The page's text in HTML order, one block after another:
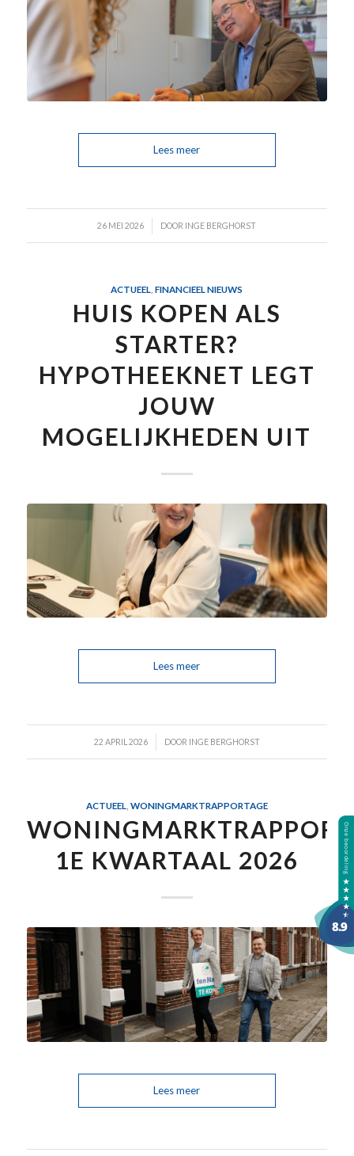
Lees meer
26 MEI 2026
/ DOOR INGE BERGHORST
ACTUEEL ,FINANCIEEL NIEUWS
HUIS KOPEN ALS
STARTER?
HYPOTHEEKNET LEGT
JOUW
MOGELIJKHEDEN UIT
Lees meer
22 APRIL 2026
/ DOOR INGE BERGHORST
ACTUEEL, WONINGMARKTRAPPORTAGE
1E KWARTAAL 2026
Lees meer